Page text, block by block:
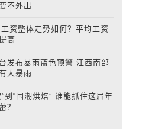
不外出
资整体走势如何？平均工资
高
发布暴雨蓝色预警 江西南部
大暴雨
”到“国潮烘焙” 谁能抓住这届年
？